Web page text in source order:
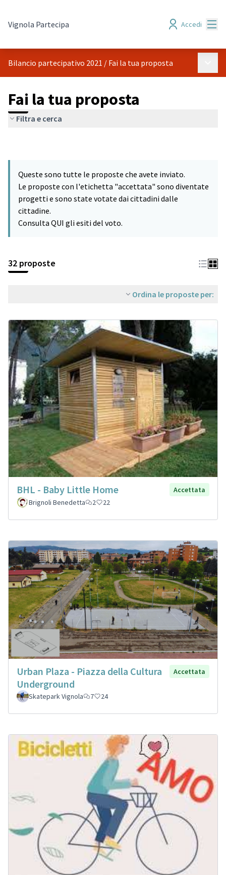
Vignola Partecipa Accedi
Bilancio partecipativo 2021 / Fai la tua proposta
Fai la tua proposta
Filtra e cerca
Queste sono tutte le proposte che avete inviato.
Le proposte con l'etichetta "accettata" sono diventate
progetti e sono state votate dai cittadini dalle
cittadine.
Consulta QUI gli esiti del voto.
32 proposte
Ordina le proposte per:
BHL - Baby Little Home
Accettata
Brignoli Benedetta
2 22
Urban Plaza - Piazza della Cultura
Underground
Accettata
Skatepark Vignola 7 24